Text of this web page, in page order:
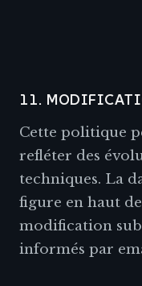
11.
Cette politique
refléter des
techniques. La
figure en haut
modification
informés par